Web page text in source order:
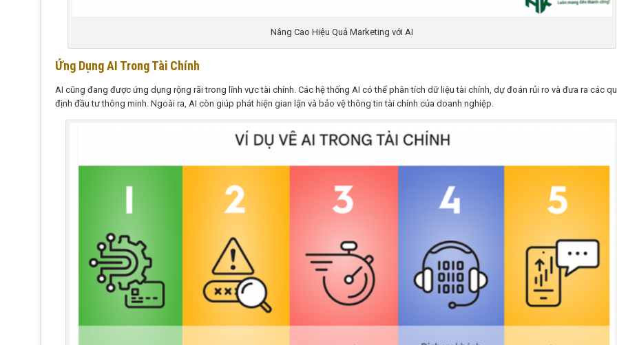
Nâng Cao Hiệu Quả Marketing với AI
Ứng Dụng AI Trong Tài Chính
AI cũng đang được ứng dụng rộng rãi trong lĩnh vực tài chính. Các hệ thống AI có thể phân tích dữ liệu tài chính, dự đoán rủi ro và đưa ra các
định đầu tư thông minh. Ngoài ra, AI còn giúp phát hiện gian lận và bảo vệ thông tin tài chính của doanh nghiệp.